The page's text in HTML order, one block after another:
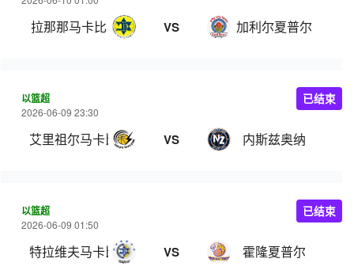
拉那那马卡比 VS 加利尔夏普尔
以篮超
2026-06-09 23:30
艾里祖尔马卡比 VS 内斯兹奥纳
已结束
以篮超
2026-06-09 01:50
特拉维夫马卡比 VS 霍隆夏普尔
已结束